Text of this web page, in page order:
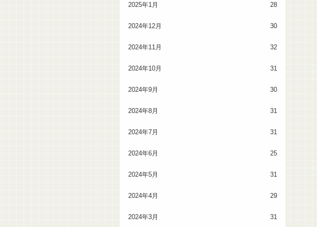
2025年1月 28
2024年12月 30
2024年11月 32
2024年10月 31
2024年9月 30
2024年8月 31
2024年7月 31
2024年6月 25
2024年5月 31
2024年4月 29
2024年3月 31